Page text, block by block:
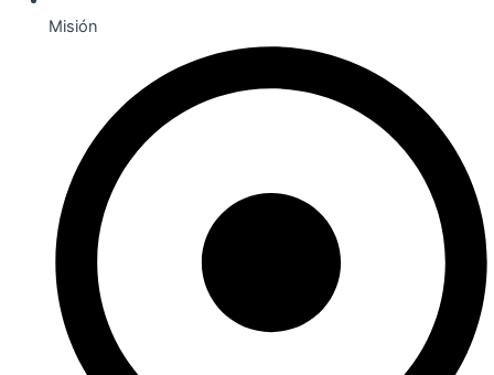
Misión